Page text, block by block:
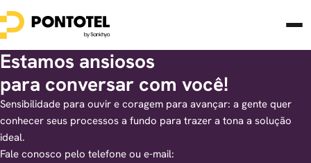
Estamos ansiosos
para conversar com você!
Sensibilidade para ouvir e coragem para avançar: a gente quer
conhecer seus processos a fundo para trazer a tona a solução
ideal.
Fale conosco pelo telefone ou e-mail: